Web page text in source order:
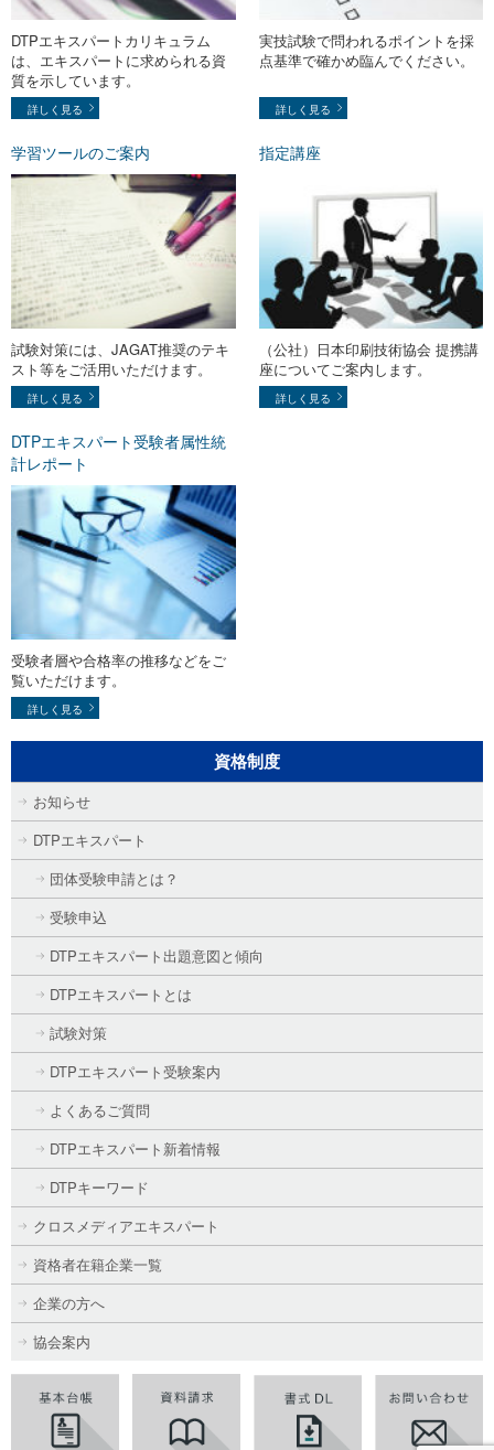
DTPエキスパートカリキュラム
は、エキスパートに求められる資
質を示しています。
詳しく見る
実技試験で問われるポイントを採
点基準で確かめ臨んでください。
詳しく見る
学習ツールのご案内
試験対策には、JAGAT推奨のテキ
スト等をご活用いただけます。
詳しく見る
指定講座
（公社）日本印刷技術協会 提携講
座についてご案内します。
詳しく見る
DTPエキスパート受験者属性統
計レポート
受験者層や合格率の推移などをご
覧いただけます。
詳しく見る
資格制度
お知らせ
DTPエキスパート
団体受験申請とは？
受験申込
DTPエキスパート出題意図と傾向
DTPエキスパートとは
試験対策
DTPエキスパート受験案内
よくあるご質問
DTPエキスパート新着情報
DTPキーワード
クロスメディアエキスパート
資格者在籍企業一覧
企業の方へ
協会案内